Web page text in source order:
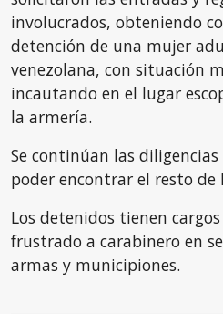
involucrados, obteniendo
detención de una mujer
venezolana, con situación
incautando en el lugar
la armería.
Se continúan las
poder encontrar el resto de
Los detenidos tienen
frustrado a carabinero en
armas y municipiones.